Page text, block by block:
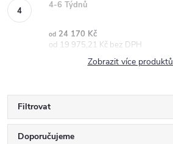
4-6 Týdnů
od 24 170 Kč
od 19 975,21 Kč bez DPH
Zobrazit více produktů
Filtrovat
Doporučujeme